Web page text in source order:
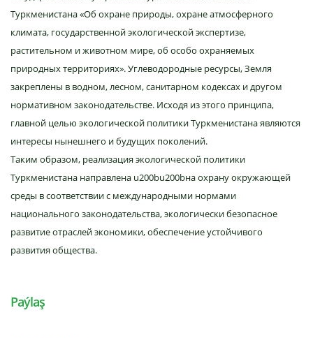
Туркменистана «Об охране природы, охране атмосферного
климата, государственной экологической экспертизе,
растительном и животном мире, об особо охраняемых
природных территориях». Углеводородные ресурсы, Земля
закреплены в водном, лесном, санитарном кодексах и другом
нормативном законодательстве. Исходя из этого принципа,
главной целью экологической политики Туркменистана являются
интересы нынешнего и будущих поколений.
Таким образом, реализация экологической политики
Туркменистана направлена u200bu200bна охрану окружающей
среды в соответствии с международными нормами
национального законодательства, экологически безопасное
развитие отраслей экономики, обеспечение устойчивого
развития общества.
Paýlaş